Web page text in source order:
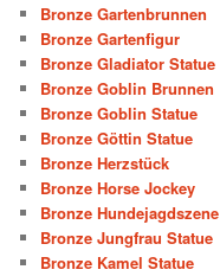
Bronze Gartenbrunnen
Bronze Gartenfigur
Bronze Gladiator Statue
Bronze Goblin Brunnen
Bronze Goblin Statue
Bronze Göttin Statue
Bronze Herzstück
Bronze Horse Jockey
Bronze Hundejagdszene
Bronze Jungfrau Statue
Bronze Kamel Statue